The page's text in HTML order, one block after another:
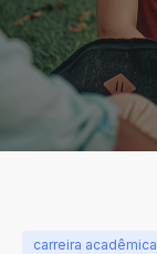
carreira acadêmica